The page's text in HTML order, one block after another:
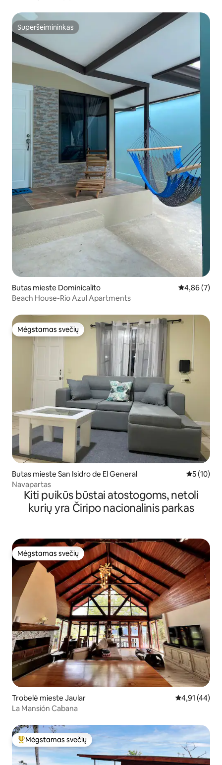
Superšeimininkas
Superšeimininkas
Butas mieste Dominicalito Vidutinis
4,86 (7)
Beach House-Rio Azul Apartments
Mėgstamas svečių
Mėgstamas svečių
Butas mieste San Isidro de El General Vidutinis
5 (10)
Navapartas
Kiti puikūs būstai atostogoms, netoli
kurių yra Čiripo nacionalinis parkas
Mėgstamas svečių
Mėgstamas svečių
Trobelė mieste Jaular Vidutinis
4,91 (44)
La Mansión Cabana
Svečių mėgstamiausias
Mėgstamas svečių